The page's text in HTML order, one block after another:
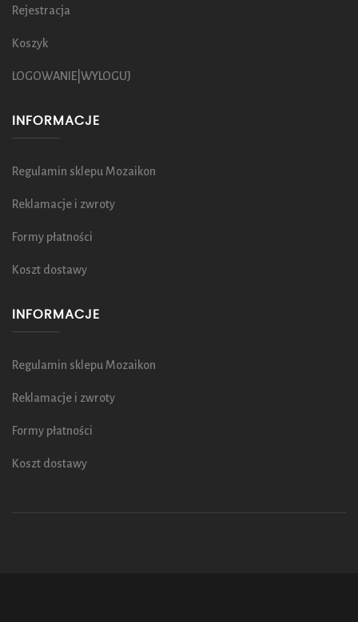
Rejestracja
Koszyk
LOGOWANIE|WYLOGUJ
INFORMACJE
Regulamin sklepu Mozaikon
Reklamacje i zwroty
Formy płatności
Koszt dostawy
INFORMACJE
Regulamin sklepu Mozaikon
Reklamacje i zwroty
Formy płatności
Koszt dostawy